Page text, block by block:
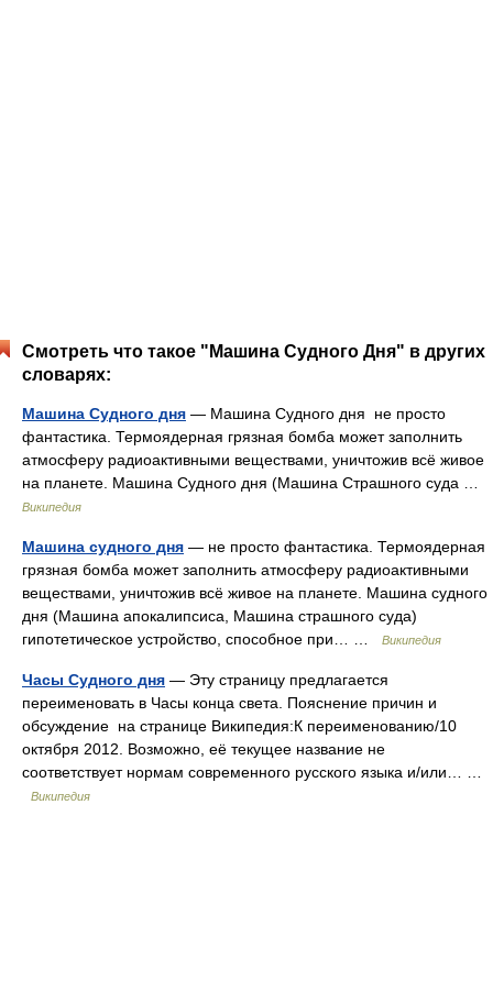
Смотреть что такое "Машина Судного Дня" в других
словарях:
Машина Судного дня — Машина Судного дня не просто
фантастика. Термоядерная грязная бомба может заполнить
атмосферу радиоактивными веществами, уничтожив всё живое
на планете. Машина Судного дня (Машина Страшного суда …
Википедия
Машина судного дня — не просто фантастика. Термоядерная
грязная бомба может заполнить атмосферу радиоактивными
веществами, уничтожив всё живое на планете. Машина судного
дня (Машина апокалипсиса, Машина страшного суда)
гипотетическое устройство, способное при… …
Википедия
Часы Судного дня — Эту страницу предлагается
переименовать в Часы конца света. Пояснение причин и
обсуждение на странице Википедия:К переименованию/10
октября 2012. Возможно, её текущее название не
соответствует нормам современного русского языка и/или… …
Википедия